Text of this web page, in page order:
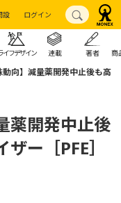
設 ログイン
イフデザイン 連載 著者 商
動向】減量薬開発中止後も高
薬開発中止後
ー［PFE］